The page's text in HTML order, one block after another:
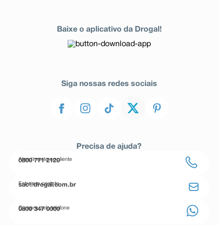
Baixe o aplicativo da Drogal!
Siga nossas redes sociais
Precisa de ajuda?
Atendimento ao cliente
0800 771 2120
Entre em contato
sac@drogal.com.br
Compre pelo telefone
0800 347 0000